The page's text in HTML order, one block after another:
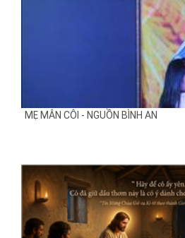
MẸ MÂN CÔI - NGUỒN BÌNH AN